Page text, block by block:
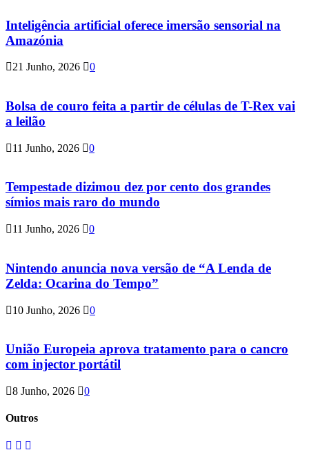
Inteligência artificial oferece imersão sensorial na
Amazónia
21 Junho, 2026 0
Bolsa de couro feita a partir de células de T-Rex vai
a leilão
11 Junho, 2026 0
Tempestade dizimou dez por cento dos grandes
símios mais raro do mundo
11 Junho, 2026 0
Nintendo anuncia nova versão de “A Lenda de
Zelda: Ocarina do Tempo”
10 Junho, 2026 0
União Europeia aprova tratamento para o cancro
com injector portátil
8 Junho, 2026 0
Outros